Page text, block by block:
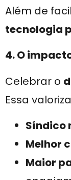
Além de
tecnologia
4. O
Celebrar o
Essa
Síndico
Melhor
Maior